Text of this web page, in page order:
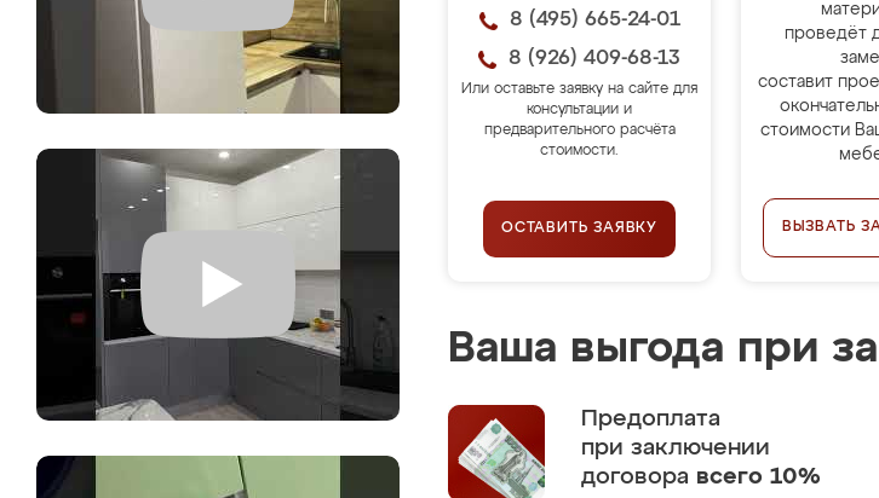
8 (495) 665-24-01
8 (926) 409-68-13
Или оставьте заявку на сайте для
консультации и
предварительного расчёта
стоимости.
ОСТАВИТЬ ЗАЯВКУ
проведёт
составит
стоимости
ВЫЗВАТЬ
Ваша выгода при
Предоплата
при заключении
договора всего 10%